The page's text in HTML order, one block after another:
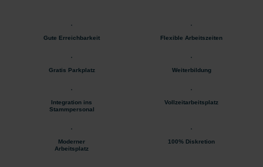
Gute Erreichbarkeit Flexible Arbeitszeiten
Gratis Parkplatz Weiterbildung
Integration ins
Stammpersonal
Vollzeitarbeitsplatz
Moderner
Arbeitsplatz
100% Diskretion